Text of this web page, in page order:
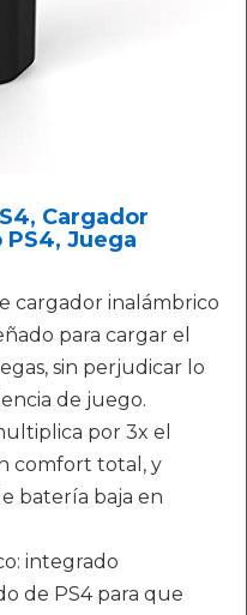
Cargador
Juega
cargador inalámbrico
para cargar el
sin perjudicar lo
de juego.
por 3x el
comfort total, y
batería baja en
integrado
de PS4 para que